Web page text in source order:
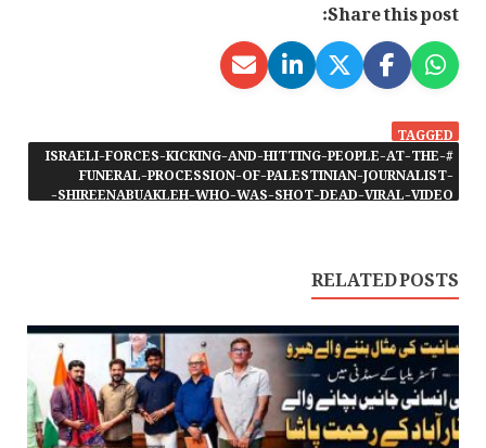
Share this post:
TAGGED
#ISRAELI-FORCES-KICKING-AND-HITTING-PEOPLE-AT-THE-
FUNERAL-PROCESSION-OF-PALESTINIAN-JOURNALIST-
SHIREENABUAKLEH-WHO-WAS-SHOT-DEAD-VIRAL-VIDEO-
RELATED POSTS